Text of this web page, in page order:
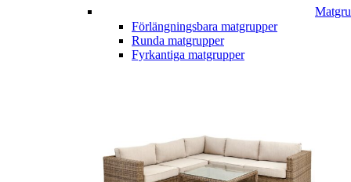
Förlängningsbara matgrupper
Runda matgrupper
Fyrkantiga matgrupper